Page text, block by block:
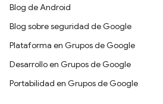
Blog de Android
Blog sobre seguridad de Google
Plataforma en Grupos de Google
Desarrollo en Grupos de Google
Portabilidad en Grupos de Google